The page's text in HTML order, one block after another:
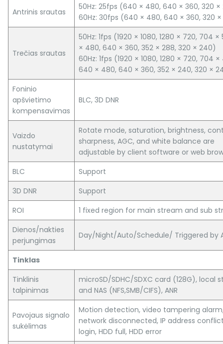
Antrinis srautas
50Hz: 25fps (640 × 480, 640 × 360, 320
60Hz: 30fps (640 × 480, 640 × 360, 320
Trečias srautas
50Hz: 1fps (1920 × 1080, 1280 × 720, 704
× 480, 640 × 360, 352 × 288, 320 × 240)
60Hz: 1fps (1920 × 1080, 1280 × 720, 704
640 × 480, 640 × 360, 352 × 240, 320 ×
Foninio
apšvietimo
kompensavimas
BLC, 3D DNR
Vaizdo
nustatymai
Rotate mode, saturation, brightness,
sharpness, AGC, and white balance are
adjustable by client software or web
BLC
Support
3D DNR
Support
ROI
1 fixed region for main stream and sub
Dienos/nakties
perjungimas
Day/Night/Auto/Schedule/ Triggered by
Tinklas
Tinklinis
talpinimas
microSD/SDHC/SDXC card (128G), local
and NAS (NFS,SMB/CIFS), ANR
Pavojaus signalo
sukėlimas
Motion detection, video tampering
network disconnected, IP address
login, HDD full, HDD error